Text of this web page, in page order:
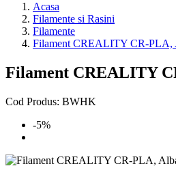
Acasa
Filamente si Rasini
Filamente
Filament CREALITY CR-PLA,
Filament CREALITY
Cod Produs: BWHK
-5%